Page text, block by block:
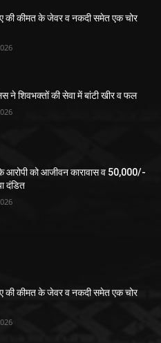
की कीमत के जेवर व नकदी समेत एक चोर
ने शिवभक्तों की सेवा में बांटी खीर व फल
आरोपी को आजीवन कारावास व 50,000/-
दंडित
की कीमत के जेवर व नकदी समेत एक चोर